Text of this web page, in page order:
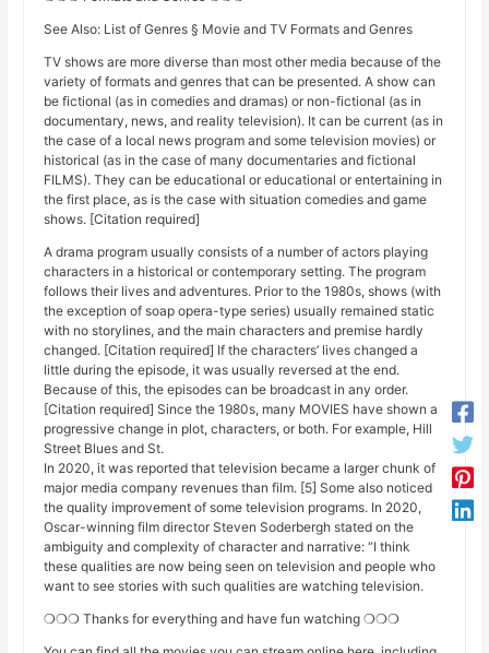
See Also: List of Genres § Movie and TV Formats and Genres
TV shows are more diverse than most other media because of the
variety of formats and genres that can be presented. A show can
be fictional (as in comedies and dramas) or non-fictional (as in
documentary, news, and reality television). It can be current (as in
the case of a local news program and some television movies) or
historical (as in the case of many documentaries and fictional
FILMS). They can be educational or educational or entertaining in
the first place, as is the case with situation comedies and game
shows. [Citation required]
A drama program usually consists of a number of actors playing
characters in a historical or contemporary setting. The program
follows their lives and adventures. Prior to the 1980s, shows (with
the exception of soap opera-type series) usually remained static
with no storylines, and the main characters and premise hardly
changed. [Citation required] If the characters’ lives changed a
little during the episode, it was usually reversed at the end.
Because of this, the episodes can be broadcast in any order.
[Citation required] Since the 1980s, many MOVIES have shown a
progressive change in plot, characters, or both. For example, Hill
Street Blues and St.
In 2020, it was reported that television became a larger chunk of
major media company revenues than film. [5] Some also noticed
the quality improvement of some television programs. In 2020,
Oscar-winning film director Steven Soderbergh stated on the
ambiguity and complexity of character and narrative: “I think
these qualities are now being seen on television and people who
want to see stories with such qualities are watching television.
❍❍❍ Thanks for everything and have fun watching ❍❍❍